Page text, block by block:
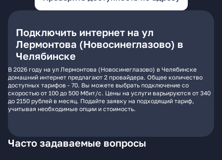
Подключить интернет на ул
Лермонтова (Новосинеглазово) в
Челябинске
В 2026 году на ул Лермонтова (Новосинеглазово) в Челябинске
домашний интернет предлагают 2 провайдера. Общее количество
доступных тарифов - 70. Вы можете выбрать подключение со
скоростью от 100 до 500 Мбит/с. Цены на услуги варьируются от 340
до 2150 рублей в месяц. Подайте заявку на подходящий тариф,
учитывая необходимые опции и стоимость.
Часто задаваемые вопросы